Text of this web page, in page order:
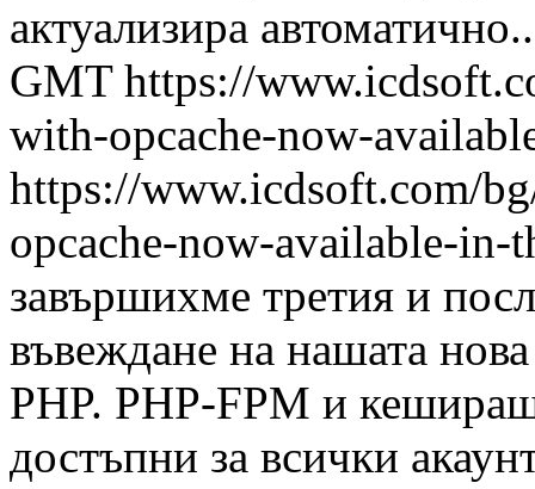
актуализира
GMT https://
with-opcache-now-
https://www.icdsoft.com/
opcache-now-available-in-
завършихме третия и
въвеждане на нашата
PHP. PHP-FPM и
достъпни за всички